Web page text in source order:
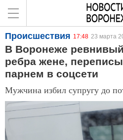
Происшествия 17:48 23 марта
В Воронеже
ребра жене,
парнем в соцсети
Мужчина избил супругу до